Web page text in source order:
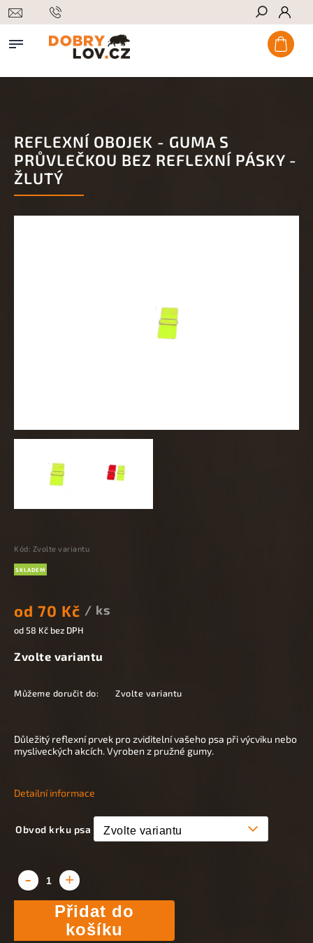
Hledat
REFLEXNÍ OBOJEK - GUMA S
PRŮVLEČKOU BEZ REFLEXNÍ PÁSKY -
ŽLUTÝ
Kód: Zvolte variantu
SKLADEM
od 70 Kč / ks
od 58 Kč bez DPH
Zvolte variantu
Můžeme doručit do: Zvolte variantu
Obvod krku psa
Přidat do
košíku
Důležitý reflexní prvek pro zviditelní vašeho psa při výcviku nebo
mysliveckých akcích. Vyroben z pružné gumy.
Detailní informace